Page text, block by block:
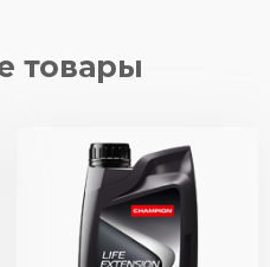
товары